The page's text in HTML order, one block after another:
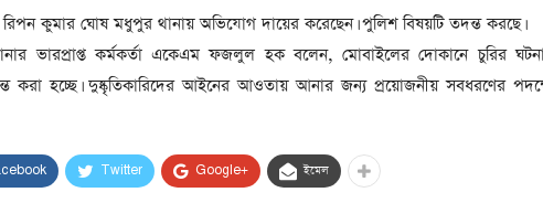
কুমার ঘোষ মধুপুর থানায় অভিযোগ দায়ের করেছেন। পুলিশ বিষয়টি তদন্ত করছে।
ভারপ্রাপ্ত কর্মকর্তা একেএম ফজলুল হক বলেন, মোবাইলের দোকানে চুরির
করা হচ্ছে। দুষ্কৃতিকারিদের আইনের আওতায় আনার জন্য প্রয়োজনীয় সবধরণের
Twitter Google+ ইমেল
বাবা
আর্কাইভ থেকে
দেশনেত্রী বেগম খালেদা জিয়া
আর নেই
আর্কাইভ থেকে
ঐতিহাসিক পাগলা